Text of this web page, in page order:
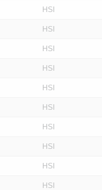
HSI
HSI
HSI
HSI
HSI
HSI
HSI
HSI
HSI
HSI